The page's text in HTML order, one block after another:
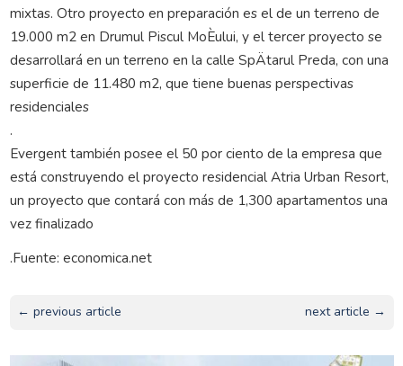
mixtas. Otro proyecto en preparación es el de un terreno de
19.000 m2 en Drumul Piscul MoÈului, y el tercer proyecto se
desarrollará en un terreno en la calle SpÄtarul Preda, con una
superficie de 11.480 m2, que tiene buenas perspectivas
residenciales
.
Evergent también posee el 50 por ciento de la empresa que
está construyendo el proyecto residencial Atria Urban Resort,
un proyecto que contará con más de 1,300 apartamentos una
vez finalizado
.Fuente: economica.net
← previous article next article →